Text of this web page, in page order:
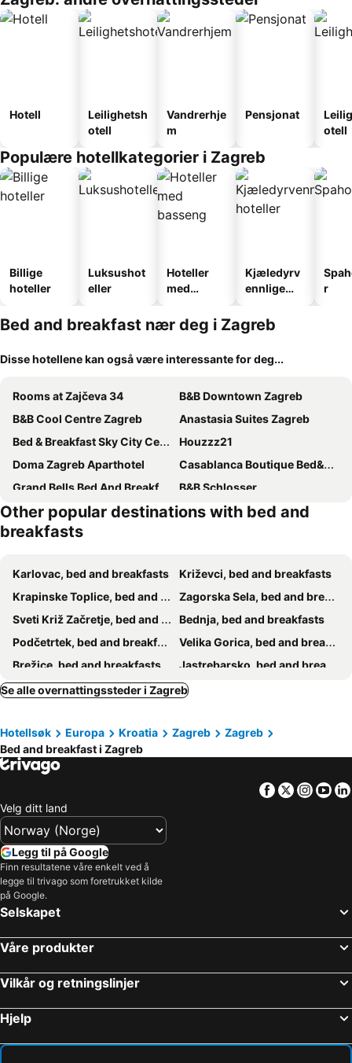
Hotell
Leilighetsh
otell
Vandrerhje
m
Pensjonat
otell
Populære hotellkategorier i Zagreb
Billige
hoteller
Luksushot
eller
Hoteller
med
Kjæledyrv
ennlige
r
Bed and breakfast nær deg i Zagreb
Disse hotellene kan også være interessante for deg...
Rooms at Zajčeva 34
B&B Downtown Zagreb
B&B Cool Centre Zagreb
Anastasia Suites Zagreb
Bed & Breakfast Sky City Center
Houzzz21
Doma Zagreb Aparthotel
Casablanca Boutique Bed&Breakfast
Grand Bells Bed And Breakfast
B&B Schlosser
Rooms 1
Other popular destinations with bed and
breakfasts
Karlovac, bed and breakfasts
Križevci, bed and breakfasts
Krapinske Toplice, bed and breakfasts
Zagorska Sela, bed and breakfasts
Sveti Križ Začretje, bed and breakfasts
Bednja, bed and breakfasts
Podčetrtek, bed and breakfasts
Velika Gorica, bed and breakfasts
Brežice, bed and breakfasts
Jastrebarsko, bed and breakfasts
Kostanjevica na Krki, bed and breakfasts
Bistrica ob Sotli, bed and breakfasts
Hum na Sutli, bed and breakfasts
Ozalj, bed and breakfasts
Bizeljsko, bed and breakfasts
Sisak, bed and breakfasts
Križ, bed and breakfasts
Se alle overnattingssteder i Zagreb
Hotellsøk Europa Kroatia Zagreb
Zagreb
Bed and breakfast i Zagreb
Facebook
Twitter
Velg ditt land
Legg til på Google
Finn resultatene våre enkelt ved å
legge til trivago som foretrukket kilde
på Google.
Selskapet
Våre produkter
Vilkår og retningslinjer
Hjelp